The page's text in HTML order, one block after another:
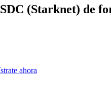
(Starknet) de
ahora